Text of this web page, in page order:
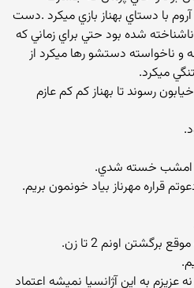
با دستاي بهناز بازي ميكرد .دست
شده بود حتي براي زماني كه
ناخواسته دستشو رها ميكرد از
ميكرد.
رسوند تا بهناز كم كم عازم
امشب خسته شدي.
قراره مهرناز بياد خونمون بريم.
اونم 2 تا زن.
به اين آژانسيا نميشه اعتماد